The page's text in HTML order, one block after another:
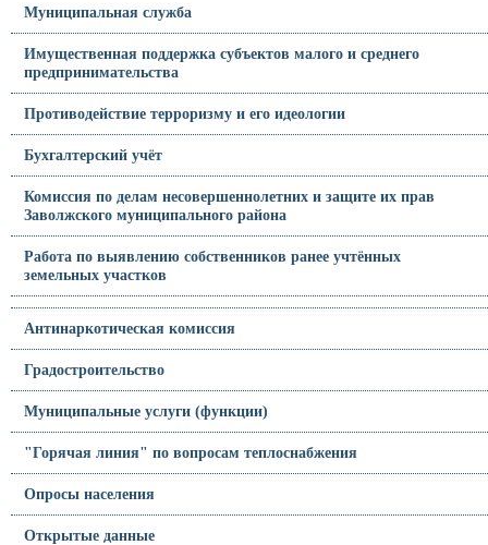
Муниципальная служба
Имущественная поддержка субъектов малого и среднего
предпринимательства
Противодействие терроризму и его идеологии
Бухгалтерский учёт
Комиссия по делам несовершеннолетних и защите их прав
Заволжского муниципального района
Работа по выявлению собственников ранее учтённых
земельных участков
Антинаркотическая комиссия
Градостроительство
Муниципальные услуги (функции)
"Горячая линия" по вопросам теплоснабжения
Опросы населения
Открытые данные